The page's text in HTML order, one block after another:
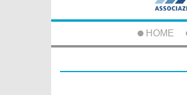
HOME